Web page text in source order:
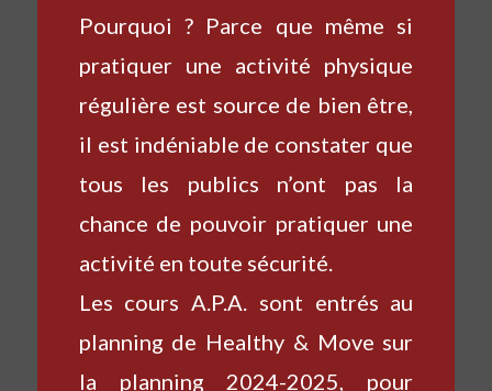
Pourquoi ? Parce que même si
pratiquer une activité physique
régulière est source de bien être,
il est indéniable de constater que
tous les publics n’ont pas la
chance de pouvoir pratiquer une
activité en toute sécurité.
Les cours A.P.A. sont entrés au
planning de Healthy & Move sur
la planning 2024-2025, pour